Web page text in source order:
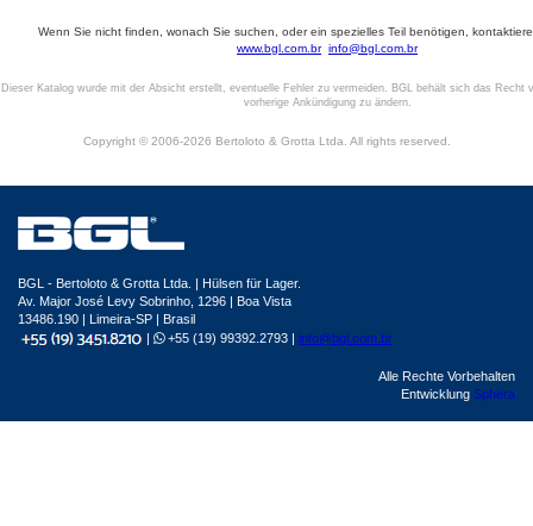
Wenn Sie nicht finden, wonach Sie suchen, oder ein spezielles Teil benötigen,
www.bgl.com.br info@bgl.com.br
Dieser Katalog wurde mit der Absicht erstellt, eventuelle Fehler zu vermeiden. BGL behält sich das Recht
vorherige Ankündigung zu ändern.
Copyright © 2006-2026 Bertoloto & Grotta Ltda. All rights reserved.
BGL - Bertoloto & Grotta Ltda. | Hülsen für Lager.
Av. Major José Levy Sobrinho, 1296 | Boa Vista
13486.190 | Limeira-SP | Brasil
|
+55 (19) 99392.2793 | info@bgl.com.br
Alle Rechte Vorbehalten
Entwicklung Sphera